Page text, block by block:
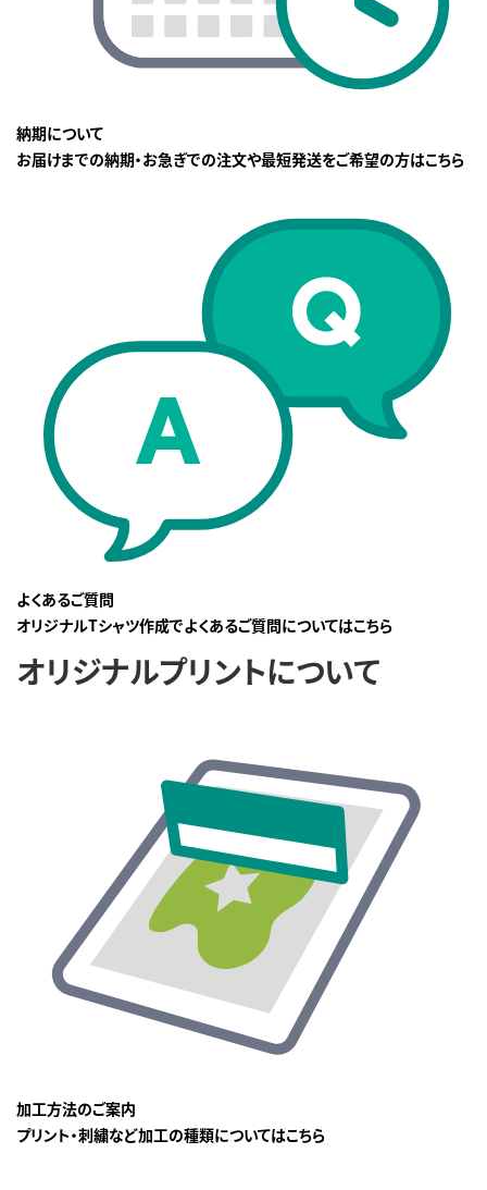
納期について
お届けまでの納期・お急ぎでの注文や最短発送をご希望の方はこちら
よくあるご質問
オリジナルTシャツ作成でよくあるご質問についてはこちら
オリジナルプリントについて
加工方法のご案内
プリント・刺繍など加工の種類についてはこちら